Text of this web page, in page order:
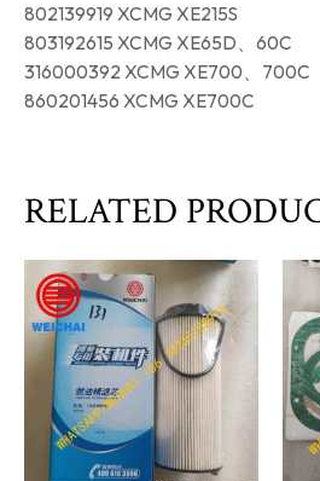
802139919 XCMG XE215S
803192615 XCMG XE65D、60C
316000392 XCMG XE700、700C
860201456 XCMG XE700C
RELATED